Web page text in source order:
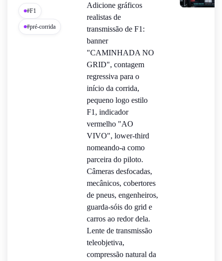
#F1
#pré-corrida
Adicione gráficos
realistas de
transmissão de F1:
banner
"CAMINHADA NO
GRID", contagem
regressiva para o
início da corrida,
pequeno logo estilo
F1, indicador
vermelho "AO
VIVO", lower-third
nomeando-a como
parceira do piloto.
Câmeras desfocadas,
mecânicos, cobertores
de pneus, engenheiros,
guarda-sóis do grid e
carros ao redor dela.
Lente de transmissão
teleobjetiva,
compressão natural da